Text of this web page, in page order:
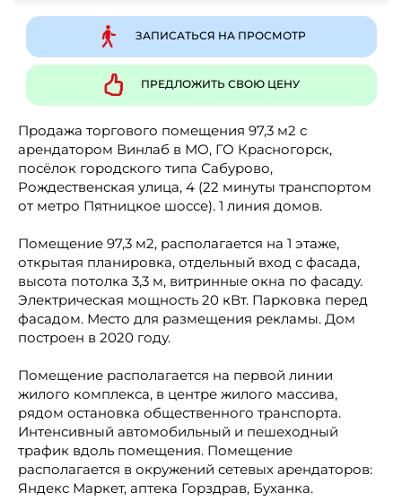
ЗАПИСАТЬСЯ НА ПРОСМОТР
ПРЕДЛОЖИТЬ СВОЮ ЦЕНУ
Продажа торгового помещения 97,3 м2 с
арендатором Винлаб в МО, ГО Красногорск,
посёлок городского типа Сабурово,
Рождественская улица, 4 (22 минуты транспортом
от метро Пятницкое шоссе). 1 линия домов.
Помещение 97,3 м2, располагается на 1 этаже,
открытая планировка, отдельный вход с фасада,
высота потолка 3,3 м, витринные окна по фасаду.
Электрическая мощность 20 кВт. Парковка перед
фасадом. Место для размещения рекламы. Дом
построен в 2020 году.
Помещение располагается на первой линии
жилого комплекса, в центре жилого массива,
рядом остановка общественного транспорта.
Интенсивный автомобильный и пешеходный
трафик вдоль помещения. Помещение
располагается в окружений сетевых арендаторов:
Яндекс Маркет, аптека Горздрав, Буханка.